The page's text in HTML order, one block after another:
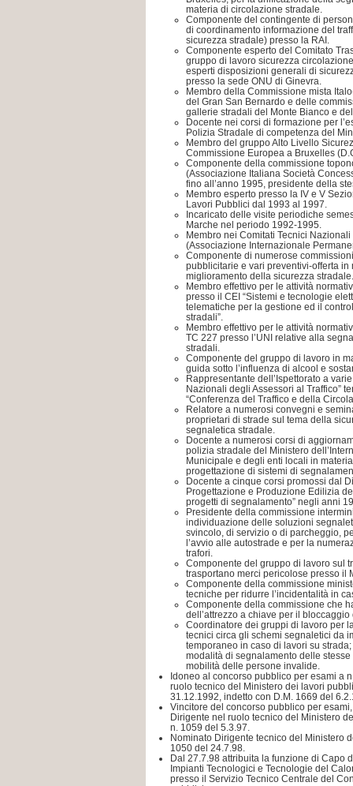
materia di circolazione stradale.
Componente del contingente di
di coordinamento informazione del
sicurezza stradale) presso la RAI.
Componente esperto del Comitato
gruppo di lavoro sicurezza
esperti disposizioni generali di
presso la sede ONU di Ginevra.
Membro della Commissione mista
del Gran San Bernardo e delle
gallerie stradali del Monte Bianco e
Docente nei corsi di formazione per
Polizia Stradale di competenza del
Membro del gruppo Alto Livello
Commissione Europea a Bruxelles
Componente della commissione
(Associazione Italiana Società
fino all’anno 1995, presidente della
Membro esperto presso la IV e V
Lavori Pubblici dal 1993 al 1997.
Incaricato delle visite periodiche
Marche nel periodo 1992-1995.
Membro nei Comitati Tecnici
(Associazione Internazionale
Componente di numerose
pubblicitarie e vari preventivi-offerta in
miglioramento della sicurezza stradale.
Membro effettivo per le attività
presso il CEI “Sistemi e tecnologie
telematiche per la gestione ed il
stradali”.
Membro effettivo per le attività
TC 227 presso l’UNI relative alla
stradali.
Componente del gruppo di lavoro in
guida sotto l’influenza di alcool e
Rappresentante dell’Ispettorato a
Nazionali degli Assessori al Traffico”
“Conferenza del Traffico e della
Relatore a numerosi convegni e
proprietari di strade sul tema della
segnaletica stradale.
Docente a numerosi corsi di
polizia stradale del Ministero
Municipale e degli enti locali in
progettazione di sistemi di
Docente a cinque corsi promossi dal
Progettazione e Produzione Edilizia
progetti di segnalamento” negli anni
Presidente della commissione
individuazione delle soluzioni
svincolo, di servizio o di parcheggio,
l’avvio alle autostrade e per la
trafori.
Componente del gruppo di lavoro sul
trasportano merci pericolose presso il
Componente della commissione
tecniche per ridurre l’incidentalità in
Componente della commissione che
dell’attrezzo a chiave per il
Coordinatore dei gruppi di lavoro per
tecnici circa gli schemi segnaletici da
temporaneo in caso di lavori su
modalità di segnalamento delle
mobilità delle persone invalide.
Idoneo al concorso pubblico per esami a
ruolo tecnico del Ministero dei lavori
31.12.1992, indetto con D.M. 1669 del
Vincitore del concorso pubblico per
Dirigente nel ruolo tecnico del Ministero
n. 1059 del 5.3.97.
Nominato Dirigente tecnico del Ministero
1050 del 24.7.98.
Dal 27.7.98 attribuita la funzione di Capo
Impianti Tecnologici e Tecnologie del
presso il Servizio Tecnico Centrale del